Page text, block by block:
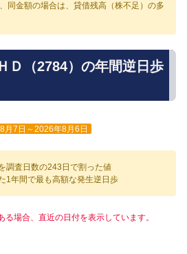
同金額の場合は、貸借残高（株不足）の多
Ｄ（2784）の年間逆日歩
月7日～2026年8月6日
調査日数の243日で割った値
1年間で最も高額な発生逆日歩
る場合、直近の日付を表示しています。